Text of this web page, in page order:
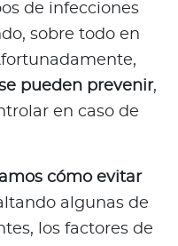
de infecciones
sobre todo en
pueden prevenir,
en caso de
cómo evitar
algunas de
los factores de